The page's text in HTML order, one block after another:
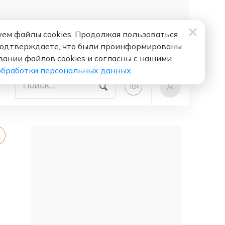
18+
файлы cookies. Продолжая пользоваться
что были проинформированы
файлов cookies и согласны с нашими
персональных данных.